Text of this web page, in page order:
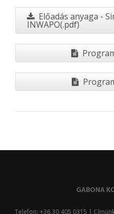
Előadás anyaga -
INWAPO(.pdf)
Telefon: +36 30 405 0315 |